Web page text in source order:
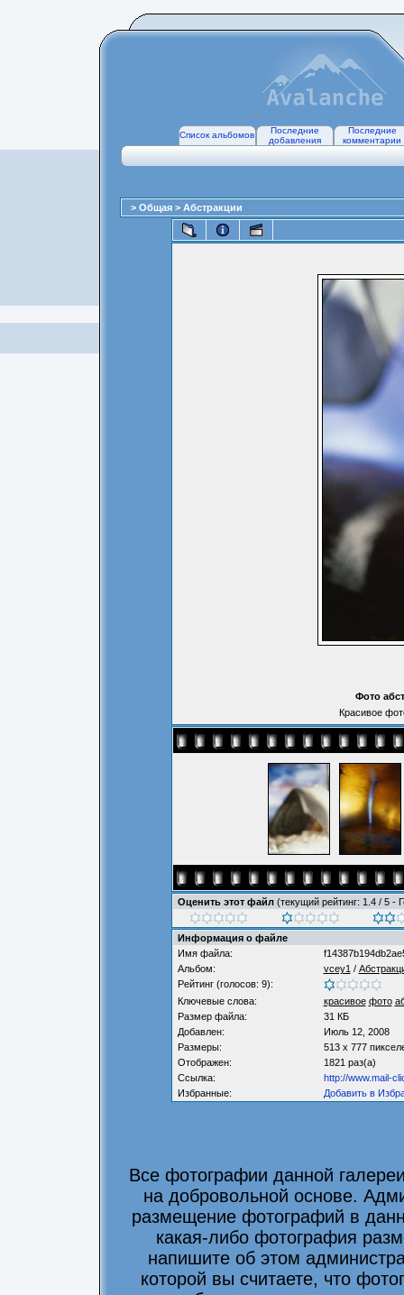
Список альбомов
Последние
добавления
Последние
комментарии
> Общая > Абстракции
Фото
Красивое
Оценить этот файл (текущий рейтинг: 1.4 / 5 -
Информация о файле
Имя файла:
Альбом:
vcey1 /
Рейтинг (голосов: 9):
Ключевые слова:
красивое фото
Размер файла:
31 КБ
Добавлен:
Июль 12, 2008
Размеры:
513 x 777
Отображен:
1821 раз(а)
Ссылка:
http://www.mail-
Избранные:
Добавить в
Все фотографии данной
на добровольной основе.
размещение фотографий в
какая-либо фотография
напишите об этом
которой вы считаете, что